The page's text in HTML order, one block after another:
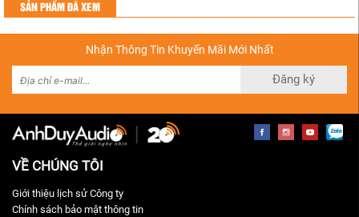
đều đặn và hòa quyện, giúp giọng hát lên cao nghe sắc sảo,
Diện tích phòng đề nghị:20m2 -35m2
SẢN PHẨM ĐÃ XEM
Nhận Thông Tin Khuyến Mãi Mới Nhất
Đăng ký
VỀ CHÚNG TÔI
Giới thiệu lịch sử Công ty
Chính sách bảo mật thông tin